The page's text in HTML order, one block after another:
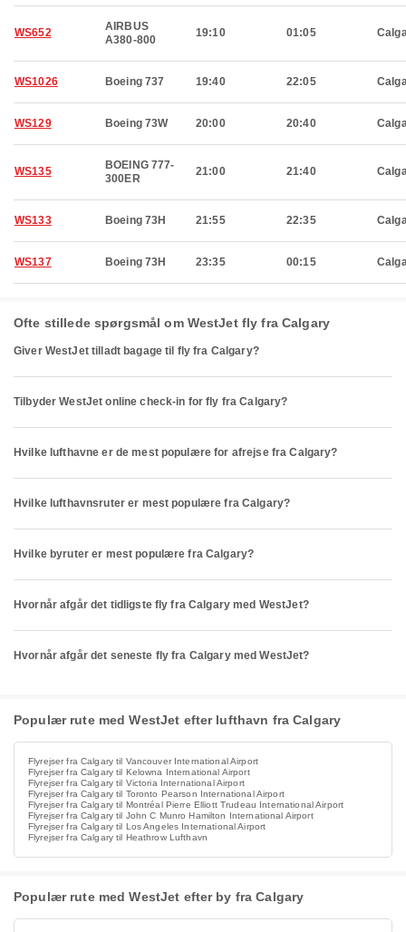
WS652
AIRBUS
A380-800
19:10 01:05
WS1026 Boeing 737 19:40 22:05
WS129 Boeing 73W 20:00 20:40
WS135
BOEING 777-
300ER
21:00 21:40
WS133 Boeing 73H 21:55 22:35
WS137 Boeing 73H 23:35 00:15
Ofte stillede spørgsmål om WestJet fly fra Calgary
Giver WestJet tilladt bagage til fly fra Calgary?
Tilbyder WestJet online check-in for fly fra Calgary?
Hvilke lufthavne er de mest populære for afrejse fra Calgary?
Hvilke lufthavnsruter er mest populære fra Calgary?
Hvilke byruter er mest populære fra Calgary?
Hvornår afgår det tidligste fly fra Calgary med WestJet?
Hvornår afgår det seneste fly fra Calgary med WestJet?
Populær rute med WestJet efter lufthavn fra Calgary
Flyrejser fra Calgary til Vancouver International Airport
Flyrejser fra Calgary til Kelowna International Airport
Flyrejser fra Calgary til Victoria International Airport
Flyrejser fra Calgary til Toronto Pearson International Airport
Flyrejser fra Calgary til Montréal Pierre Elliott Trudeau International Airport
Flyrejser fra Calgary til John C Munro Hamilton International Airport
Flyrejser fra Calgary til Los Angeles International Airport
Flyrejser fra Calgary til Heathrow Lufthavn
Populær rute med WestJet efter by fra Calgary